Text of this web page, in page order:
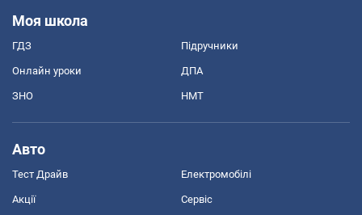
Моя школа
ГДЗ Підручники
Онлайн уроки ДПА
ЗНО НМТ
Авто
Тест Драйв Електромобілі
Акції Сервіс